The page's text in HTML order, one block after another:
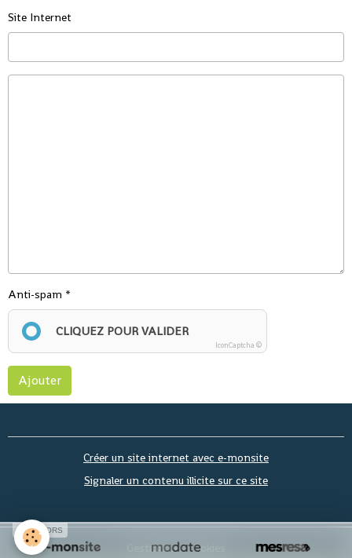
Site Internet
Anti-spam
CLIQUEZ POUR VALIDER
IconCaptcha ©
Ajouter
Créer un site internet avec e-monsite
Signaler un contenu illicite sur ce site
Gestion des cookies
SPONSORS